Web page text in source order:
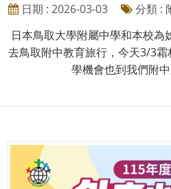
日期 : 2026-03-03
分類 :
日本鳥取大學附屬中學和本校為
去鳥取附中教育旅行，今天3/3
學機會也到我們附中